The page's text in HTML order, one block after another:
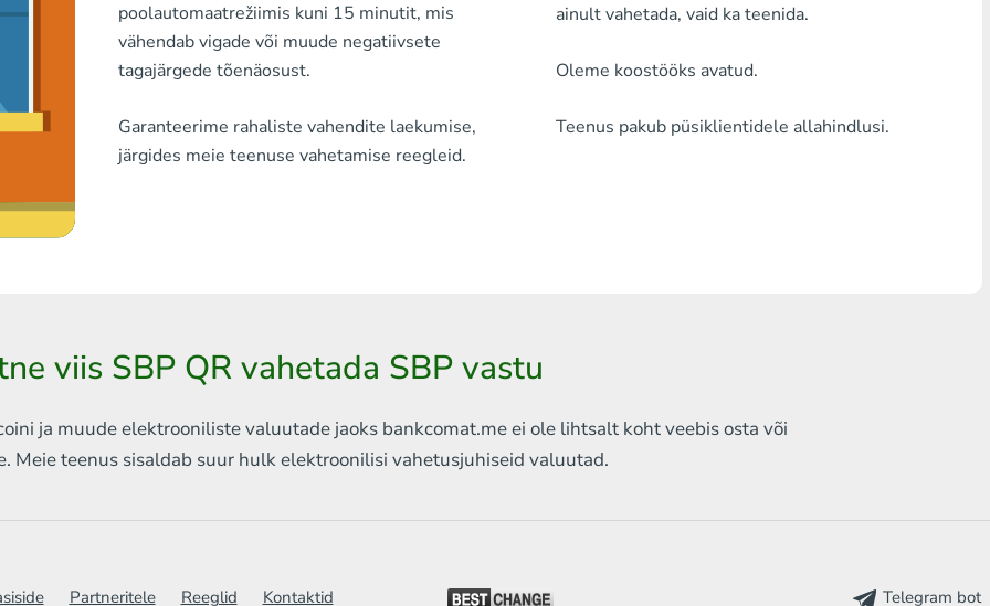
Mistahes pank THB
Litecoin
Ripple
poolautomaatrežiimis kuni 15 minutit, mis
vähendab vigade või muude negatiivsete
tagajärgede tõenäosust.
Garanteerime rahaliste vahendite laekumise,
järgides meie teenuse vahetamise reegleid.
ainult vahetada, vaid ka teenida.
Oleme koostööks avatud.
Teenus pakub püsiklientidele allahindlusi.
viis SBP QR vahetada SBP vastu
ja muude elektrooniliste valuutade jaoks bankcomat.me ei ole lihtsalt koht veebisosta või
Meie teenus sisaldab suur hulk elektroonilisi vahetusjuhiseid valuutad.
Telegram bot
Partneritele Reeglid Kontaktid